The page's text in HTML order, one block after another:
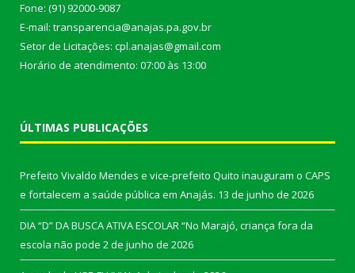
Fone: (91) 92000-9087
E-mail: transparencia@anajas.pa.gov.br
Setor de Licitações: cpl.anajas@gmail.com
Horário de atendimento: 07:00 às 13:00
ÚLTIMAS PUBLICAÇÕES
Prefeito Vivaldo Mendes e vice-prefeito Quito inauguram o CAPS
e fortalecem a saúde pública em Anajás. 13 de junho de 2026
DIA “D” DA BUSCA ATIVA ESCOLAR “No Marajó, criança fora da
escola não pode 2 de junho de 2026